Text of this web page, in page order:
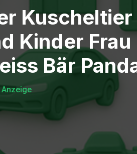
Kinder Frau
Bär
Anzeige